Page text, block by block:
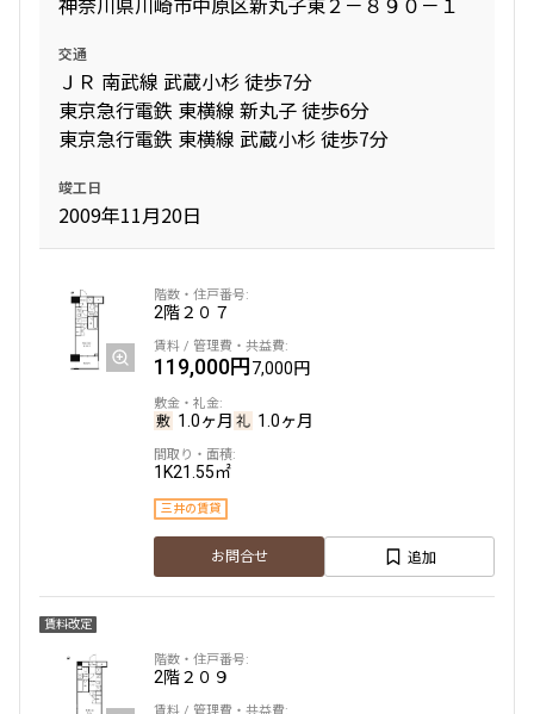
25 件
お部屋を再検索
交通
ＪＲ 南武線 武蔵小杉 徒歩7分
東京急行電鉄 東横線 新丸子 徒歩6分
東京急行電鉄 東横線 武蔵小杉 徒歩7分
竣工日
2009年11月20日
2階２０７
119,000円7,000円
1.0ヶ月 1.0ヶ月
1K21.55㎡
三井の賃貸
お問合せ 追加
賃料改定
2階２０９